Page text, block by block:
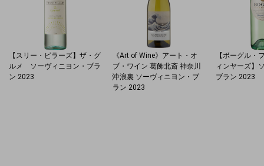
【スリー・ピラーズ】ザ・グ
ルメ ソーヴィニヨン・ブラ
ン 2023
《Art of Wine》アート・オ
ブ・ワイン 葛飾北斎 神奈川
沖浪裏 ソーヴィニヨン・ブ
ラン 2023
【ボーグル・
ィンヤーズ】
ブラン 2023